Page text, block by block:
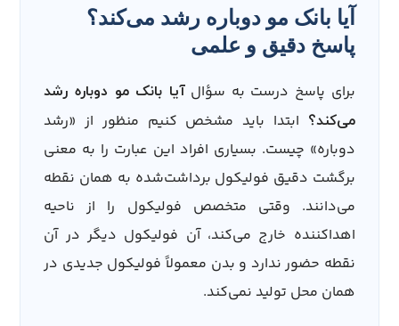
آیا بانک مو دوباره رشد می‌کند؟
پاسخ دقیق و علمی
برای پاسخ درست به سؤالآیا بانک مو دوباره رشد
می‌کند؟ ابتدا باید مشخص کنیم منظور از «رشد
دوباره» چیست. بسیاری افراد این عبارت را به معنی
برگشت دقیق فولیکول برداشت‌شده به همان نقطه
می‌دانند. وقتی متخصص فولیکول را از ناحیه
اهداکننده خارج می‌کند، آن فولیکول دیگر در آن
نقطه حضور ندارد و بدن معمولاً فولیکول جدیدی در
همان محل تولید نمی‌کند.